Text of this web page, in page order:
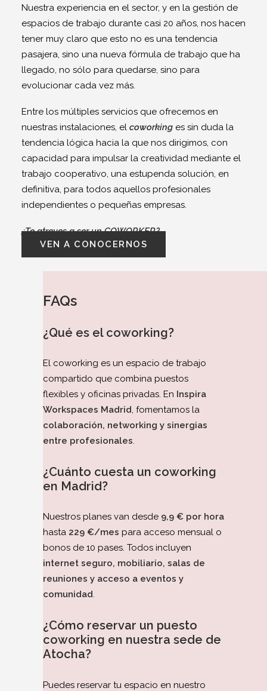
Nuestra experiencia en el sector, y en la gestión de
espacios de trabajo durante casi 20 años, nos hacen
tener muy claro que esto no es una tendencia
pasajera, sino una nueva fórmula de trabajo que ha
llegado, no sólo para quedarse, sino para
evolucionar cada vez más.
Entre los múltiples servicios que ofrecemos en
nuestras instalaciones, el coworking es sin duda la
tendencia lógica hacia la que nos dirigimos, con
capacidad para impulsar la creatividad mediante el
trabajo cooperativo, una estupenda solución, en
definitiva, para todos aquellos profesionales
independientes o pequeñas empresas.
¿Te atreves a ser un COWORKER?
VEN A CONOCERNOS
FAQs
¿Qué es el coworking?
El coworking es un espacio de trabajo
compartido que combina puestos
flexibles y oficinas privadas. En Inspira
Workspaces Madrid, fomentamos la
colaboración, networking y sinergias
entre profesionales.
¿Cuánto cuesta un coworking
en Madrid?
Nuestros planes van desde 9,9 € por hora
hasta 229 €/mes para acceso mensual o
bonos de 10 pases. Todos incluyen
internet seguro, mobiliario, salas de
reuniones y acceso a eventos y
comunidad.
¿Cómo reservar un puesto
coworking en nuestra sede de
Atocha?
Puedes reservar tu espacio en nuestro